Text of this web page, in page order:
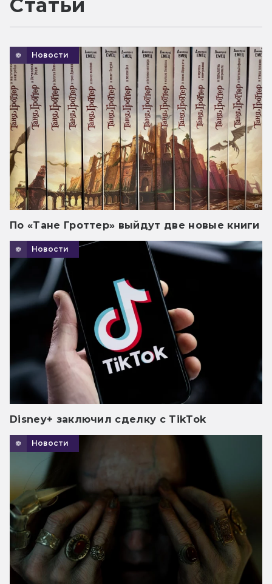
Статьи
Новости
По «Тане Гроттер» выйдут две новые книги
Новости
Disney+ заключил сделку с TikTok
Новости